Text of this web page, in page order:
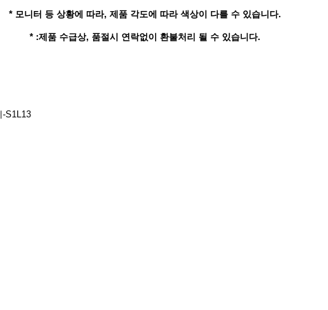
* 모니터 등 상황에 따라, 제품 각도에 따라 색상이 다를 수 있습니다.
* :제품 수급상, 품절시 연락없이 환불처리 될 수 있습니다.